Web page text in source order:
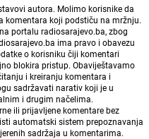
autora. Molimo korisnike da
komentara koji podstiču na mržnju.
portalu radiosarajevo.ba, zbog
ima pravo i obavezu
o korisniku čiji komentari
blokira pristup. Obaviještavamo
i kreiranju komentara i
sadržavati narativ koji je u
i drugim načelima.
ili prijavljene komentare bez
automatski sistem prepoznavanja
sadržaja u komentarima.